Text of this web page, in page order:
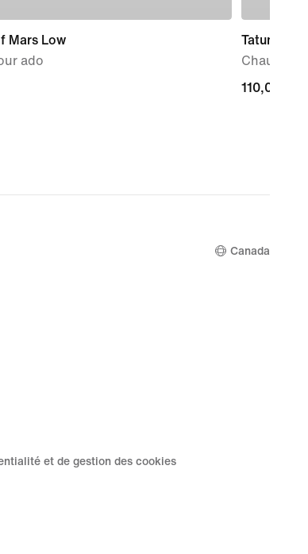
Mars Low
ado
Tatum 4
110,00 $
110,00 $
Canada
et de gestion des cookies